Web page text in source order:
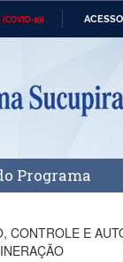
(COVID-19)
e Abastecimento
Programa
CONTROLE E